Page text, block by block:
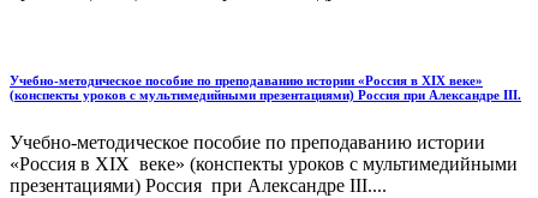
Учебно-методическое пособие по преподаванию истории «Россия в ХIХ веке»
(конспекты уроков с мультимедийными презентациями) Россия при Александре III.
Учебно-методическое пособие по преподаванию истории
«Россия в ХIХ веке» (конспекты уроков с мультимедийными
презентациями) Россия при Александре III....